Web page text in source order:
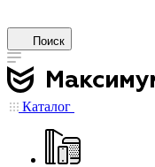
Поиск
Каталог